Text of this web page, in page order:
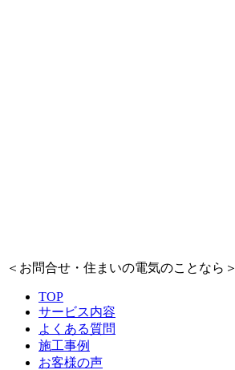
＜お問合せ・住まいの電気のことなら＞
TOP
サービス内容
よくある質問
施工事例
お客様の声